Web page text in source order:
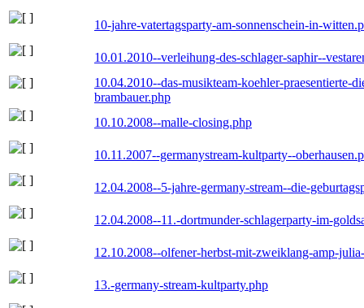
10-jahre-vatertagsparty-am-sonnenschein-in-
10.01.2010--verleihung-des-schlager-saphir--
10.04.2010--das-musikteam-koehler-praesentierte-
brambauer.php
10.10.2008--malle-closing.php
10.11.2007--germanystream-kultparty--
12.04.2008--5-jahre-germany-stream--die-
12.04.2008--11.-dortmunder-schlagerparty-im-
12.10.2008--olfener-herbst-mit-zweiklang-amp-
13.-germany-stream-kultparty.php